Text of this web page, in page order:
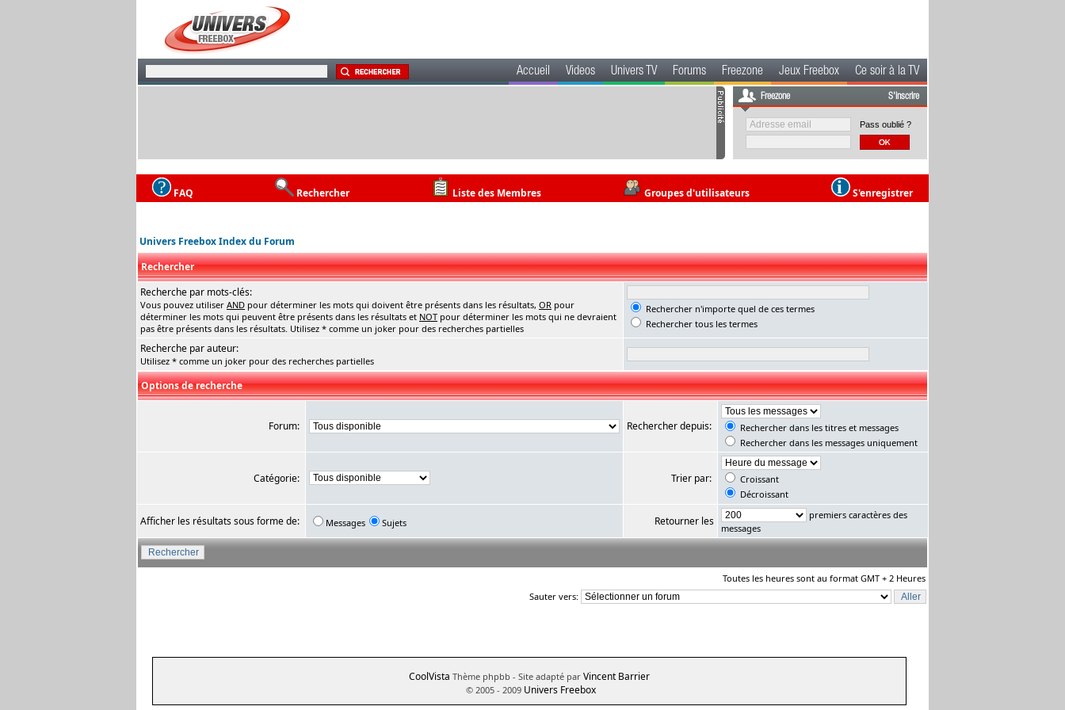
Accueil Videos Univers TV Forums Freezone Jeux Freebox Ce soir à la TV
Freezone S'inscrire
Pass oublié ?
FAQ Rechercher Liste des Membres Groupes d'utilisateurs S'enregistrer
Univers Freebox Index du Forum
Rechercher
Recherche par mots-clés:
Vous pouvez utiliser AND pour déterminer les mots qui doivent être présents dans les résultats, OR pour
déterminer les mots qui peuvent être présents dans les résultats et NOT pour déterminer les mots qui ne devraient
pas être présents dans les résultats. Utilisez * comme un joker pour des recherches partielles
Rechercher n'importe quel de ces termes
Rechercher tous les termes
Recherche par auteur:
Utilisez * comme un joker pour des recherches partielles
Options de recherche
Forum: Rechercher depuis:
Rechercher dans les titres et messages
Rechercher dans les messages uniquement
Catégorie: Trier par:
Croissant
Décroissant
Afficher les résultats sous forme de: Messages Sujets Retourner les
premiers caractères des
messages
Toutes les heures sont au format GMT + 2 Heures
Sauter vers:
CoolVista Thème phpbb - Site adapté par Vincent Barrier
© 2005 - 2009 Univers Freebox